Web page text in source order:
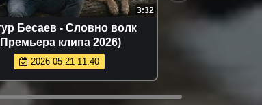
2:59
Рустам Нахушев - Скажи мне да
(Премьера клипа 2026)